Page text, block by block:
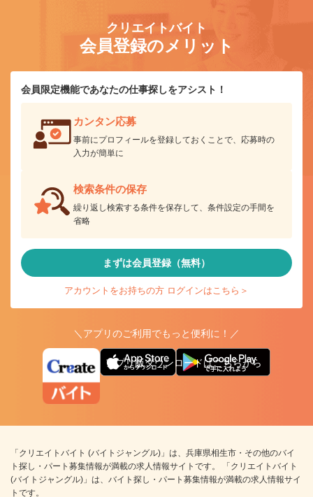
クリエイトバイト
会員登録のメリット
会員限定機能であなたの仕事探しをアシスト！
カンタン応募
事前にプロフィールを登録しておくことで、応募時の
入力が簡単に
検索条件の保存
繰り返し検索する条件を保存して、条件設定の手間を
省略
まずは会員登録（無料）
アカウントをお持ちの方 ログインはこちら＞
＼アプリのご利用でもっと便利に！／
アプリ版ダウンロードはこちらから
「クリエイトバイト (バイトジャングル)」は、兵庫県相生市・その他のバイ
ト探し・パート募集情報が満載の求人情報サイトです。 「クリエイトバイト
(バイトジャングル)」は、バイト探し・パート募集情報が満載の求人情報サイ
トです。